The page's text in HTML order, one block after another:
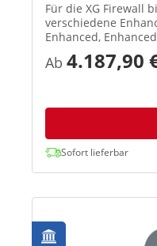
Für die XG Firewall
verschiedene
Enhanced,
Manager. Der
an 7 Tagen die
Verfügung,
Ab 4.187,90
Sofort lieferbar